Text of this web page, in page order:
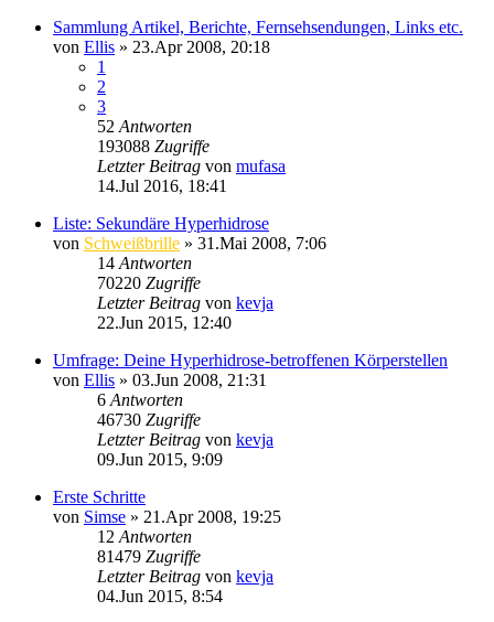
Sammlung Artikel, Berichte, Fernsehsendungen, Links etc.
von Ellis » 23.Apr 2008, 20:18
1
2
3
52 Antworten
193088 Zugriffe
Letzter Beitrag von mufasa
14.Jul 2016, 18:41
Liste: Sekundäre Hyperhidrose
von Schweißbrille » 31.Mai 2008, 7:06
14 Antworten
70220 Zugriffe
Letzter Beitrag von kevja
22.Jun 2015, 12:40
Umfrage: Deine Hyperhidrose-betroffenen Körperstellen
von Ellis » 03.Jun 2008, 21:31
6 Antworten
46730 Zugriffe
Letzter Beitrag von kevja
09.Jun 2015, 9:09
Erste Schritte
von Simse » 21.Apr 2008, 19:25
12 Antworten
81479 Zugriffe
Letzter Beitrag von kevja
04.Jun 2015, 8:54